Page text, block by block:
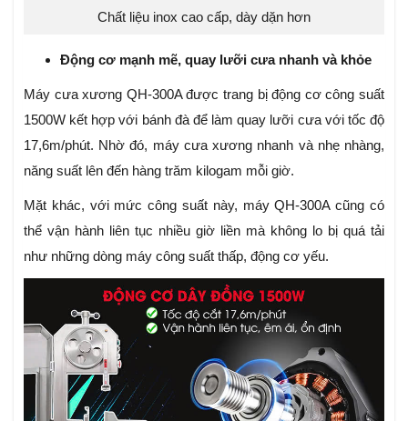
Chất liệu inox cao cấp, dày dặn hơn
Động cơ mạnh mẽ, quay lưỡi cưa nhanh và khỏe
Máy cưa xương QH-300A được trang bị động cơ công suất
1500W kết hợp với bánh đà để làm quay lưỡi cưa với tốc độ
17,6m/phút. Nhờ đó, máy cưa xương nhanh và nhẹ nhàng,
năng suất lên đến hàng trăm kilogam mỗi giờ.
Mặt khác, với mức công suất này, máy QH-300A cũng có
thể vận hành liên tục nhiều giờ liền mà không lo bị quá tải
như những dòng máy công suất thấp, động cơ yếu.